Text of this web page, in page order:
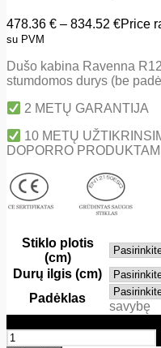
478.36 € – 834.52 €Price
su PVM
Dušo kabina Ravenna
stumdomos durys (be
2 METŲ GARANTIJA
10 METŲ
DOPORRO
Stiklo plotis
(cm)
Durų ilgis (cm)
Padėklas
savybę